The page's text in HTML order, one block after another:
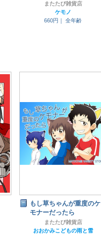
またたび雑貨店
ケモノ
660円｜
全年齢
もし草ちゃんが重度のケ
モナーだったら
またたび雑貨店
おおかみこどもの雨と雪